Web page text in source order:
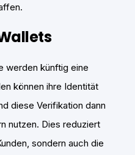
werden künftig eine
können ihre Identität
diese Verifikation dann
nutzen. Dies reduziert
sondern auch die